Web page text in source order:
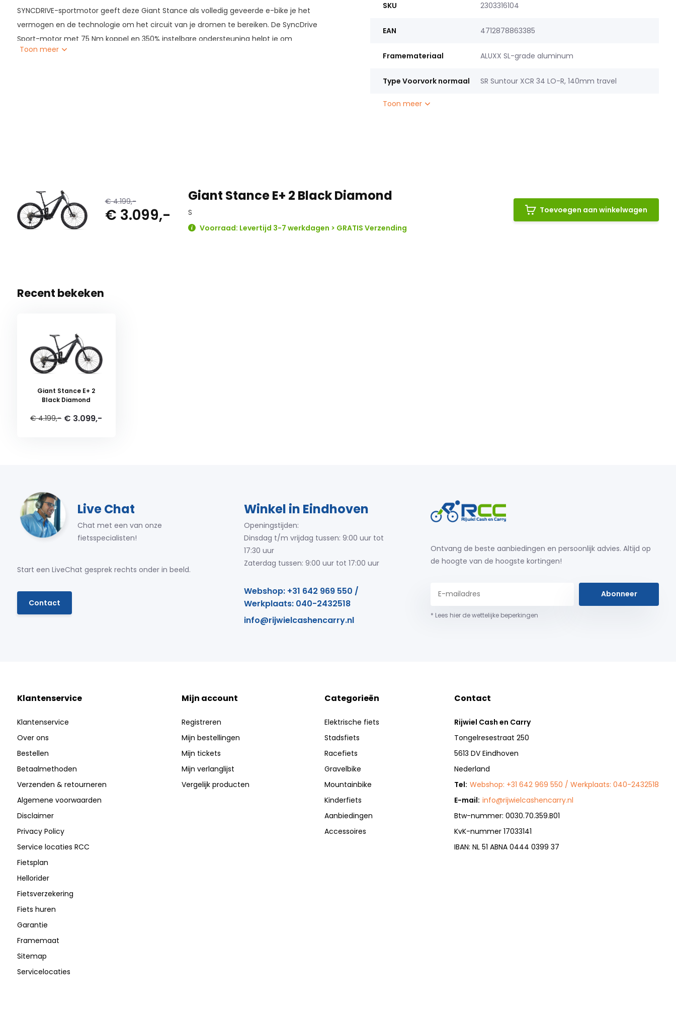
SYNCDRIVE-sportmotor geeft deze Giant Stance als volledig geveerde e-bike je het
vermogen en de technologie om het circuit van je dromen te bereiken. De SyncDrive
Sport-motor met 75 Nm koppel en 350% instelbare ondersteuning helpt je om
gemakkelijker steile en ruige beklimmingen te beklimmen.
Toon meer
SKU 2303316104
EAN 4712878863385
Framemateriaal ALUXX SL-grade aluminum
Type Voorvork normaal SR Suntour XCR 34 LO-R, 140mm travel
Toon meer
€ 4.199,-
€ 3.099,-
Giant Stance E+ 2 Black Diamond
S
Voorraad: Levertijd 3-7 werkdagen > GRATIS Verzending
Toevoegen aan winkelwagen
Recent bekeken
Giant Stance E+ 2
Black Diamond
€ 4.199,- € 3.099,-
Live Chat
Chat met een van onze
fietsspecialisten!
Start een LiveChat gesprek rechts onder in beeld.
Contact
Winkel in Eindhoven
Openingstijden:
Dinsdag t/m vrijdag tussen: 9:00 uur tot
17:30 uur
Zaterdag tussen: 9:00 uur tot 17:00 uur
Webshop: +31 642 969 550 /
Werkplaats: 040-2432518
info@rijwielcashencarry.nl
Ontvang de beste aanbiedingen en persoonlijk advies. Altijd op
de hoogte van de hoogste kortingen!
Abonneer
* Lees hier de wettelijke beperkingen
Klantenservice
Klantenservice
Over ons
Bestellen
Betaalmethoden
Verzenden & retourneren
Algemene voorwaarden
Disclaimer
Privacy Policy
Service locaties RCC
Fietsplan
Hellorider
Fietsverzekering
Fiets huren
Garantie
Framemaat
Sitemap
Servicelocaties
Mijn account
Registreren
Mijn bestellingen
Mijn tickets
Mijn verlanglijst
Vergelijk producten
Categorieën
Elektrische fiets
Stadsfiets
Racefiets
Gravelbike
Mountainbike
Kinderfiets
Aanbiedingen
Accessoires
Contact
Rijwiel Cash en Carry
Tongelresestraat 250
5613 DV Eindhoven
Nederland
Tel: Webshop: +31 642 969 550 / Werkplaats: 040-2432518
E-mail: info@rijwielcashencarry.nl
Btw-nummer: 0030.70.359.B01
KvK-nummer 17033141
IBAN: NL 51 ABNA 0444 0399 37